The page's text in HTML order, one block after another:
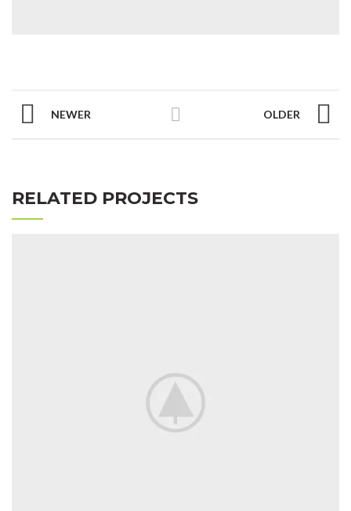
NEWER OLDER
RELATED PROJECTS